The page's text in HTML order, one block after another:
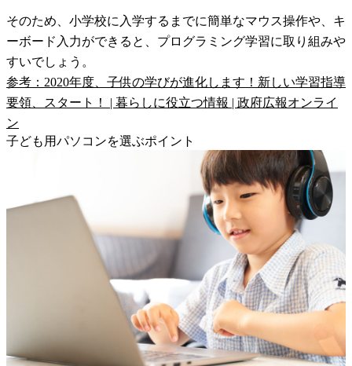
そのため、小学校に入学するまでに簡単なマウス操作や、キ
ーボード入力ができると、プログラミング学習に取り組みや
すいでしょう。
参考：2020年度、子供の学びが進化します！新しい学習指導
要領、スタート！ | 暮らしに役立つ情報 | 政府広報オンライ
ン
子ども用パソコンを選ぶポイント